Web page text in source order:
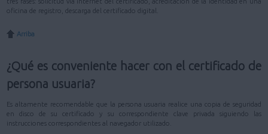
oficina de registro, descarga del certificado digital.
Arriba
¿Qué es conveniente hacer con el certificado de
persona usuaria?
Es altamente recomendable que la persona usuaria realice una copia de seguridad
en disco de su certificado y su correspondiente clave privada siguiendo las
instrucciones correspondientes al navegador utilizado.